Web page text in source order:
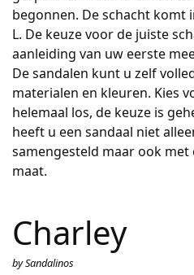
begonnen. De schacht komt
L. De keuze voor de juiste
aanleiding van uw eerste
De sandalen kunt u zelf
materialen en kleuren. Kies
helemaal los, de keuze is
heeft u een sandaal niet
samengesteld maar ook met
maat.
Charley
by Sandalinos